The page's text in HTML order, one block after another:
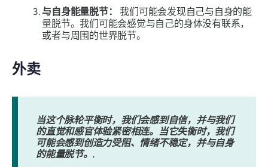
与自身能量脱节：
我们可能会发现自己与自身的能
量脱节。我们可能会感觉与自己的身体没有联系，
或者与周围的世界脱节。
外卖
当这个脉轮平衡时，我们会感到自信，并与我们
的直觉和感官体验紧密相连。当它失衡时，我们
可能会感到创造力受阻、情绪不稳定，并与自身
的能量脱节。.